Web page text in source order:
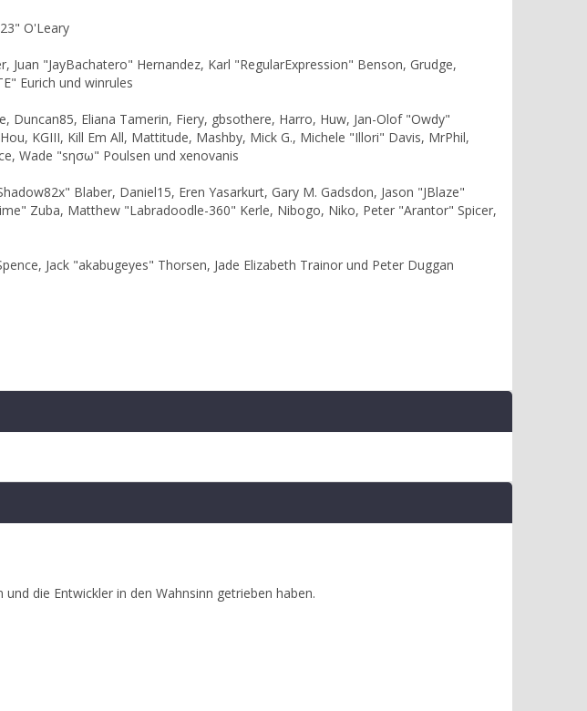
O'Leary
"JayBachatero" Hernandez, Karl "RegularExpression" Benson, Grudge,
Eurich und winrules
Duncan85, Eliana Tamerin, Fiery, gbsothere, Harro, Huw, Jan-Olof "Owdy"
KGIII, Kill Em All, Mattitude, Mashby, Mick G., Michele "Illori" Davis, MrPhil,
Wade "sησω" Poulsen und xenovanis
Blaber, Daniel15, Eren Yasarkurt, Gary M. Gadsdon, Jason "JBlaze"
Zuba, Matthew "Labradoodle-360" Kerle, Nibogo, Niko, Peter "Arantor" Spicer,
Jack "akabugeyes" Thorsen, Jade Elizabeth Trainor und Peter Duggan
die Entwickler in den Wahnsinn getrieben haben.